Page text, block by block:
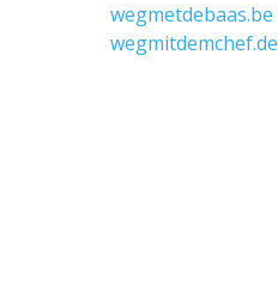
wegmetdebaas.be
wegmitdemchef.de